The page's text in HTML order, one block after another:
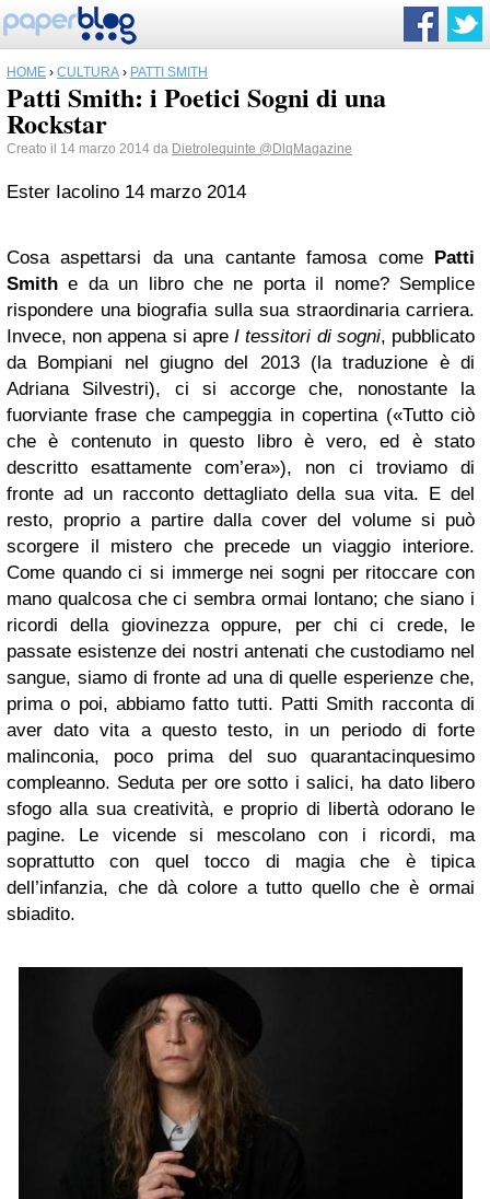
HOME › CULTURA › PATTI SMITH
Patti Smith: i Poetici Sogni di una
Rockstar
Creato il 14 marzo 2014 da Dietrolequinte @DlqMagazine
Ester Iacolino 14 marzo 2014
Cosa aspettarsi da una cantante famosa come Patti
Smith e da un libro che ne porta il nome? Semplice
rispondere una biografia sulla sua straordinaria carriera.
Invece, non appena si apreI tessitori di sogni, pubblicato
da Bompiani nel giugno del 2013 (la traduzione è di
Adriana Silvestri), ci si accorge che, nonostante la
fuorviante frase che campeggia in copertina («Tutto ciò
che è contenuto in questo libro è vero, ed è stato
descritto esattamente com’era»), non ci troviamo di
fronte ad un racconto dettagliato della sua vita. E del
resto, proprio a partire dalla cover del volume si può
scorgere il mistero che precede un viaggio interiore.
Come quando ci si immerge nei sogni per ritoccare con
mano qualcosa che ci sembra ormai lontano; che siano i
ricordi della giovinezza oppure, per chi ci crede, le
passate esistenze dei nostri antenati che custodiamo nel
sangue, siamo di fronte ad una di quelle esperienze che,
prima o poi, abbiamo fatto tutti. Patti Smith racconta di
aver dato vita a questo testo, in un periodo di forte
malinconia, poco prima del suo quarantacinquesimo
compleanno. Seduta per ore sotto i salici, ha dato libero
sfogo alla sua creatività, e proprio di libertà odorano le
pagine. Le vicende si mescolano con i ricordi, ma
soprattutto con quel tocco di magia che è tipica
dell’infanzia, che dà colore a tutto quello che è ormai
sbiadito.